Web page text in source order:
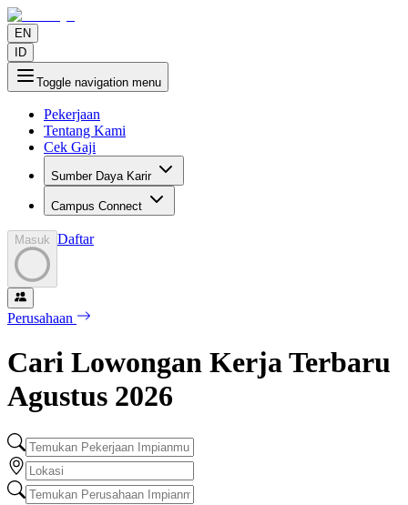
EN
ID
Toggle navigation menu
Pekerjaan
Tentang Kami
Cek Gaji
Sumber Daya Karir
Campus Connect
Masuk Daftar
Perusahaan
Cari Lowongan Kerja Terbaru
Agustus 2026